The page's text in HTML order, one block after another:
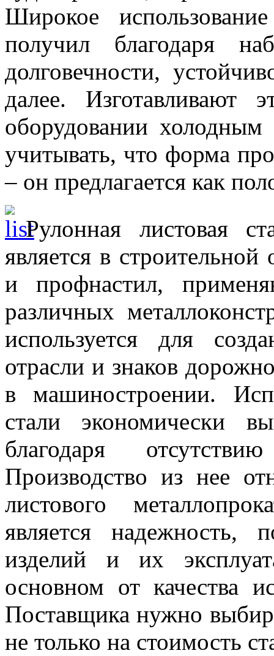
Широкое
получил благодаря
долговечности,
далее. Изготавливают
оборудовании
учитывать, что форма
– он предлагается как
Рулонная листовая
является в
и профнастил,
различных
используется для
отрасли и знаков
в машиностроении.
стали экономически
благодаря
Производство из нее
листового
является надежность,
изделий и их
основном от качества
Поставщика нужно
не только на стоимость